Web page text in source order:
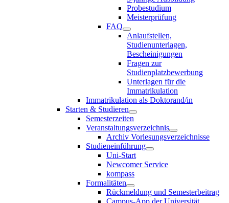
Probestudium
Meisterprüfung
FAQ
Anlaufstellen,
Studienunterlagen,
Bescheinigungen
Fragen zur
Studienplatzbewerbung
Unterlagen für die
Immatrikulation
Immatrikulation als Doktorand/in
Starten & Studieren
Semesterzeiten
Veranstaltungsverzeichnis
Archiv Vorlesungsverzeichnisse
Studieneinführung
Uni-Start
Newcomer Service
kompass
Formalitäten
Rückmeldung und Semesterbeitrag
Campus-App der Universität